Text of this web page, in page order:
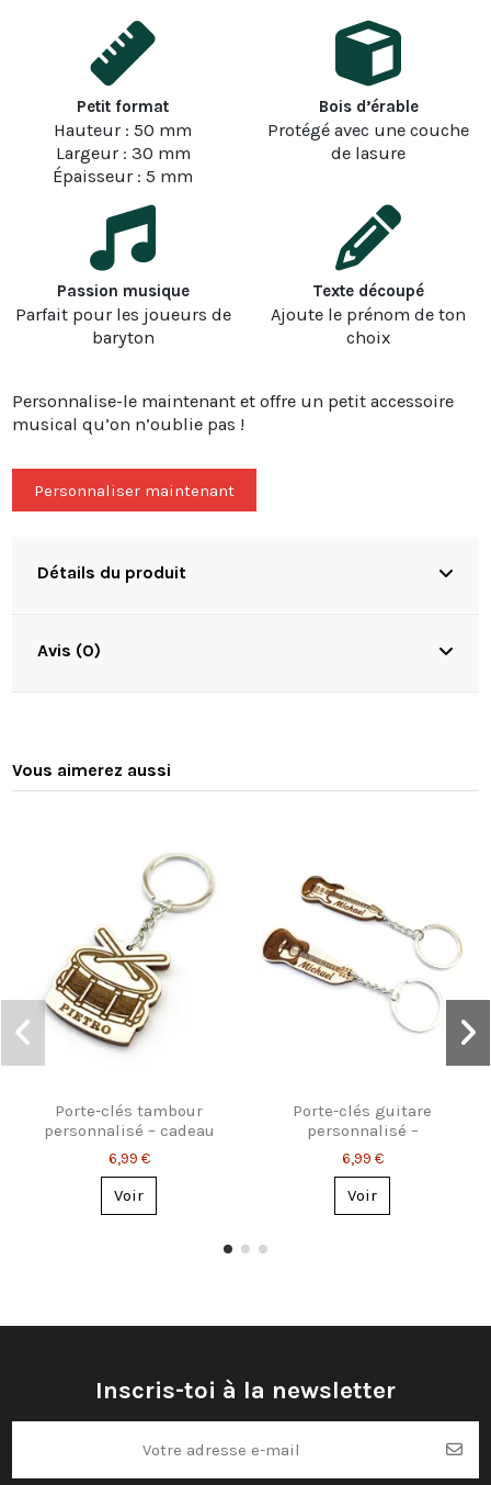
Petit format
Hauteur : 50 mm
Largeur : 30 mm
Épaisseur : 5 mm
Bois d’érable
Protégé avec une couche
de lasure
Passion musique
Parfait pour les joueurs de
baryton
Texte découpé
Ajoute le prénom de ton
choix
Personnalise-le maintenant et offre un petit accessoire
musical qu’on n’oublie pas !
Personnaliser maintenant
Détails du produit
Avis (0)
Vous aimerez aussi
Porte-clés tambour
personnalisé – cadeau
pour batteurs
6,99 €
Voir
Porte-clés guitare
personnalisé –
acoustique ou
électrique
6,99 €
Voir
Inscris-toi à la newsletter